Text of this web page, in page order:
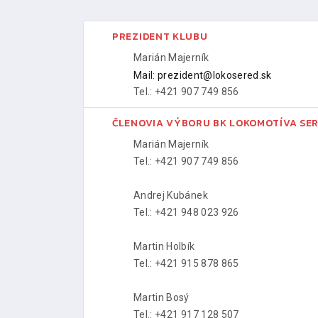
PREZIDENT KLUBU
Marián Majerník
Mail: prezident@lokosered.sk
Tel.: +421 907 749 856
ČLENOVIA VÝBORU BK LOKOMOTÍVA
Marián Majerník
Tel.: +421 907 749 856
Andrej Kubánek
Tel.: +421 948 023 926
Martin Holbík
Tel.: +421 915 878 865
Martin Bosý
Tel.: +421 917 128 507